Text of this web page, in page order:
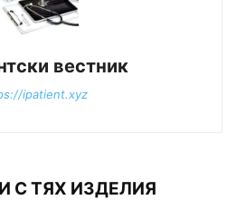
вестник
ipatient.xyz
С ТЯХ ИЗДЕЛИЯ